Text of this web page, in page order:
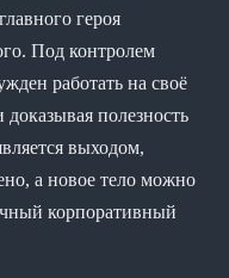
героя
Под контролем
работать на своё
полезность
выходом,
а новое тело можно
корпоративный